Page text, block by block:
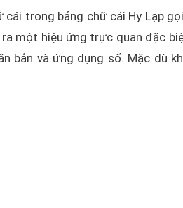
trong bảng chữ cái Hy Lạp
một hiệu ứng trực quan đặc
bản và ứng dụng số. Mặc dù